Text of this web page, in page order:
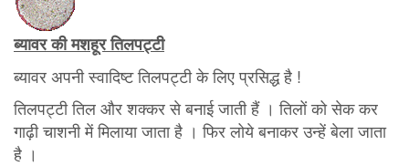
ब्यावर की मशहूर तिलपट्टी
ब्यावर अपनी स्वादिष्ट तिलपट्टी के लिए प्रसिद्ध है !
तिलपट्टी तिल और शक्कर से बनाई जाती हैं । तिलों को सेक कर
गाढ़ी चाशनी में मिलाया जाता है । फिर लोये बनाकर उन्हें बेला जाता
है ।